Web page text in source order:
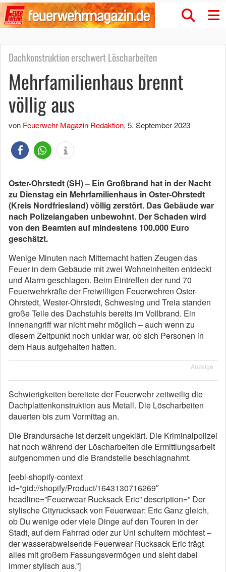
Dachkonstruktion erschwert Löscharbeiten
Mehrfamilienhaus brennt
völlig aus
von Feuerwehr-Magazin Redaktion, 5. September 2023
Oster-Ohrstedt (SH) – Ein Großbrand hat in der Nacht
zu Dienstag ein Mehrfamilienhaus in Oster-Ohrstedt
(Kreis Nordfriesland) völlig zerstört. Das Gebäude war
nach Polizeiangaben unbewohnt. Der Schaden wird
von den Beamten auf mindestens 100.000 Euro
geschätzt.
Wenige Minuten nach Mitternacht hatten Zeugen das
Feuer in dem Gebäude mit zwei Wohneinheiten entdeckt
und Alarm geschlagen. Beim Eintreffen der rund 70
Feuerwehrkräfte der Freiwilligen Feuerwehren Oster-
Ohrstedt, Wester-Ohrstedt, Schwesing und Treia standen
große Teile des Dachstuhls bereits im Vollbrand. Ein
Innenangriff war nicht mehr möglich – auch wenn zu
diesem Zeitpunkt noch unklar war, ob sich Personen in
dem Haus aufgehalten hatten.
Anzeige
Schwierigkeiten bereitete der Feuerwehr zeitweilig die
Dachplattenkonstruktion aus Metall. Die Löscharbeiten
dauerten bis zum Vormittag an.
Die Brandursache ist derzeit ungeklärt. Die Kriminalpolizei
hat noch während der Löscharbeiten die Ermittlungsarbeit
aufgenommen und die Brandstelle beschlagnahmt.
[eebl-shopify-context
id=”gid://shopify/Product/1643130716269″
headline=”Feuerwear Rucksack Eric” description=” Der
stylische Cityrucksack von Feuerwear: Eric Ganz gleich,
ob Du wenige oder viele Dinge auf den Touren in der
Stadt, auf dem Fahrrad oder zur Uni schultern möchtest –
der wasserabweisende Feuerwear Rucksack Eric trägt
alles mit großem Fassungsvermögen und sieht dabei
immer stylisch aus.”]